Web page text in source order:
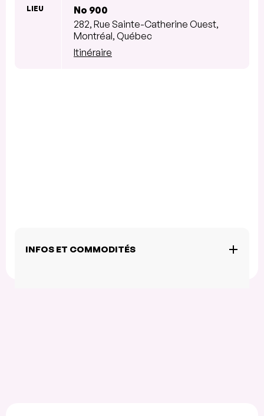
LIEU
No 900
282, Rue Sainte-Catherine Ouest,
Montréal, Québec
Itinéraire
INFOS ET COMMODITÉS